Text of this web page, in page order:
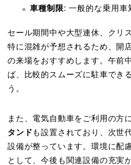
車種制限: 一般的な乗用車
セール期間中や大型連休、クリ
特に混雑が予想されるため、開
の来場をおすすめします。午前
ば、比較的スムーズに駐車でき
う。
また、電気自動車をご利用の方
タンド も設置されており、次世
設備が整っています。環境に配
として、今後も関連設備の充実